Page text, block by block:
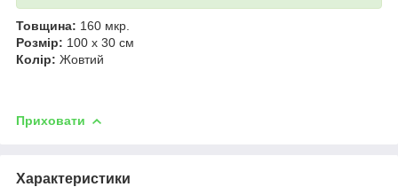
Товщина: 160 мкр.
Розмір: 100 х 30 см
Колір: Жовтий
Приховати
Характеристики